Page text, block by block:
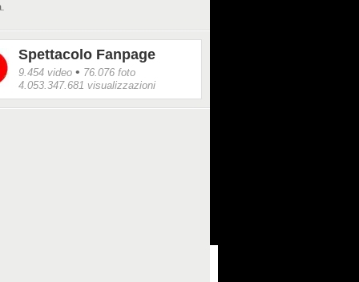
Spettacolo Fanpage
9.454 video • 76.076 foto
4.053.347.681 visualizzazioni